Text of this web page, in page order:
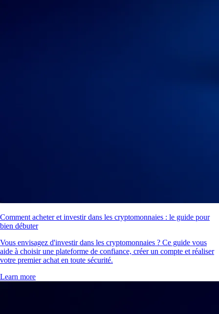
Comment acheter et investir dans les cryptomonnaies : le guide pour
bien débuter
Vous envisagez d'investir dans les cryptomonnaies ? Ce guide vous
aide à choisir une plateforme de confiance, créer un compte et réaliser
votre premier achat en toute sécurité.
Learn more